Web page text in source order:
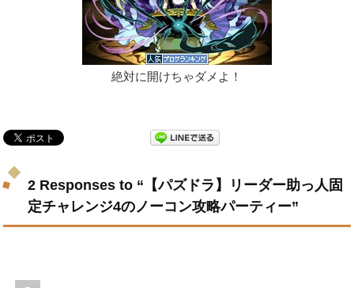
絶対に開けちゃダメよ！
2 Responses to “【パズドラ】リーダー助っ人固
定チャレンジ4のノーコン攻略パーティー”